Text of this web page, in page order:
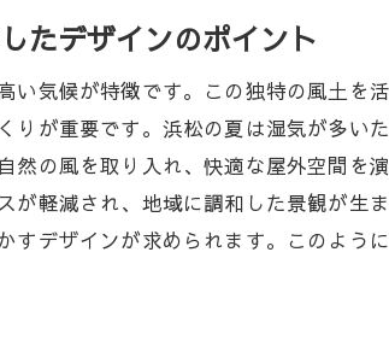
エムビーズの経験豊富
熟練の技術者によ
地域特性を理解し
スタッフの専門性
エムビーズの施工
浜松市における
たデザインのポイント
い気候が特徴です。この独特の風土を
りが重要です。浜松の夏は湿気が多い
然の風を取り入れ、快適な屋外空間
が軽減され、地域に調和した景観が生
すデザインが求められます。このよう